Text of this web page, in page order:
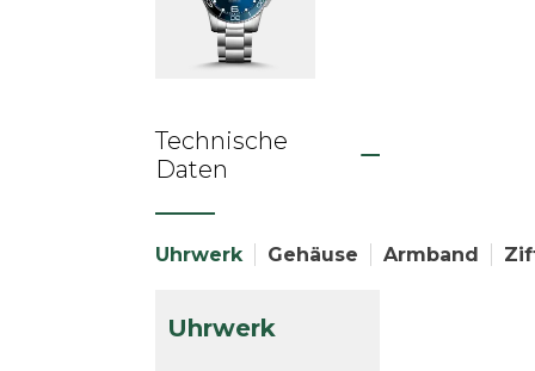
Technische
Daten
Uhrwerk Gehäuse Armband
Uhrwerk